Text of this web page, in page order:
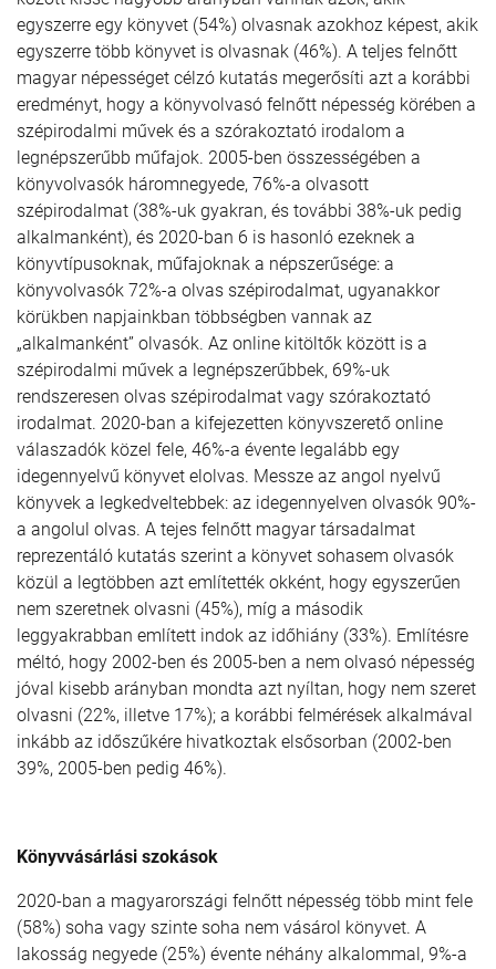
egyszerre egy könyvet (54%) olvasnak azokhoz képest, akik
egyszerre több könyvet is olvasnak (46%). A teljes felnőtt
magyar népességet célzó kutatás megerősíti azt a korábbi
eredményt, hogy a könyvolvasó felnőtt népesség körében a
szépirodalmi művek és a szórakoztató irodalom a
legnépszerűbb műfajok. 2005-ben összességében a
könyvolvasók háromnegyede, 76%-a olvasott
szépirodalmat (38%-uk gyakran, és további 38%-uk pedig
alkalmanként), és 2020-ban 6 is hasonló ezeknek a
könyvtípusoknak, műfajoknak a népszerűsége: a
könyvolvasók 72%-a olvas szépirodalmat, ugyanakkor
körükben napjainkban többségben vannak az
„alkalmanként” olvasók. Az online kitöltők között is a
szépirodalmi művek a legnépszerűbbek, 69%-uk
rendszeresen olvas szépirodalmat vagy szórakoztató
irodalmat. 2020-ban a kifejezetten könyvszerető online
válaszadók közel fele, 46%-a évente legalább egy
idegennyelvű könyvet elolvas. Messze az angol nyelvű
könyvek a legkedveltebbek: az idegennyelven olvasók 90%-
a angolul olvas. A tejes felnőtt magyar társadalmat
reprezentáló kutatás szerint a könyvet sohasem olvasók
közül a legtöbben azt említették okként, hogy egyszerűen
nem szeretnek olvasni (45%), míg a második
leggyakrabban említett indok az időhiány (33%). Említésre
méltó, hogy 2002-ben és 2005-ben a nem olvasó népesség
jóval kisebb arányban mondta azt nyíltan, hogy nem szeret
olvasni (22%, illetve 17%); a korábbi felmérések alkalmával
inkább az időszűkére hivatkoztak elsősorban (2002-ben
39%, 2005-ben pedig 46%).
Könyvvásárlási szokások
2020-ban a magyarországi felnőtt népesség több mint fele
(58%) soha vagy szinte soha nem vásárol könyvet. A
lakosság negyede (25%) évente néhány alkalommal, 9%-a